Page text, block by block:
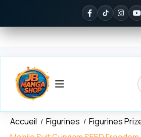
dès 150 € d'achat ✦ Noté 5/5
Accueil Figurines Figurines
Panneau de gestion des cookies